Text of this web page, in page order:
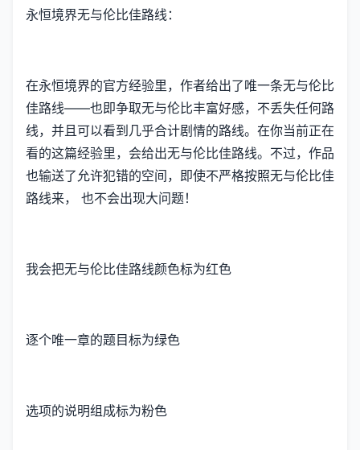
永恒境界无与伦比佳路线：
在永恒境界的官方经验里，作者给出了唯一条无与伦比
佳路线——也即争取无与伦比丰富好感，不丢失任何路
线，并且可以看到几乎合计剧情的路线。在你当前正在
看的这篇经验里，会给出无与伦比佳路线。不过，作品
也输送了允许犯错的空间，即使不严格按照无与伦比佳
路线来， 也不会出现大问题！
我会把无与伦比佳路线颜色标为红色
逐个唯一章的题目标为绿色
选项的说明组成标为粉色